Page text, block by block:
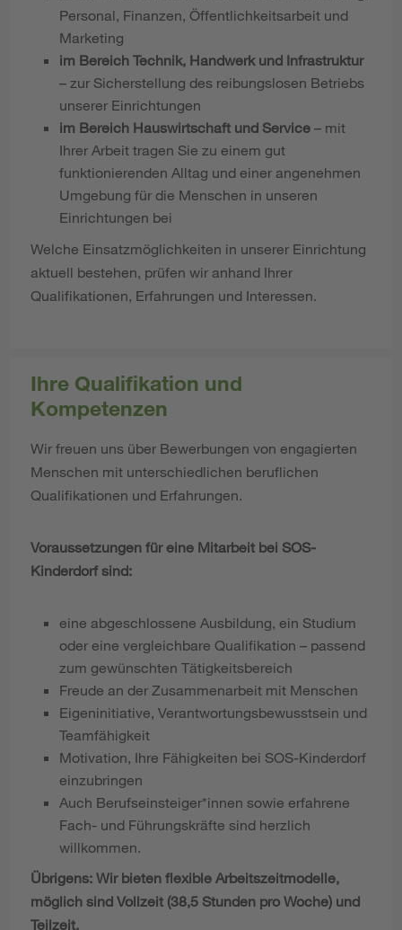
Personal, Finanzen, Öffentlichkeitsarbeit und
Marketing
im Bereich Technik, Handwerk und Infrastruktur
– zur Sicherstellung des reibungslosen Betriebs
unserer Einrichtungen
im Bereich Hauswirtschaft und Service – mit
Ihrer Arbeit tragen Sie zu einem gut
funktionierenden Alltag und einer angenehmen
Umgebung für die Menschen in unseren
Einrichtungen bei
Welche Einsatzmöglichkeiten in unserer Einrichtung
aktuell bestehen, prüfen wir anhand Ihrer
Qualifikationen, Erfahrungen und Interessen.
Ihre Qualifikation und
Kompetenzen
Wir freuen uns über Bewerbungen von engagierten
Menschen mit unterschiedlichen beruflichen
Qualifikationen und Erfahrungen.
Voraussetzungen für eine Mitarbeit bei SOS-
Kinderdorf sind:
eine abgeschlossene Ausbildung, ein Studium
oder eine vergleichbare Qualifikation – passend
zum gewünschten Tätigkeitsbereich
Freude an der Zusammenarbeit mit Menschen
Eigeninitiative, Verantwortungsbewusstsein und
Teamfähigkeit
Motivation, Ihre Fähigkeiten bei SOS-Kinderdorf
einzubringen
Auch Berufseinsteiger*innen sowie erfahrene
Fach- und Führungskräfte sind herzlich
willkommen.
Übrigens: Wir bieten flexible Arbeitszeitmodelle,
möglich sind Vollzeit (38,5 Stunden pro Woche) und
Teilzeit.